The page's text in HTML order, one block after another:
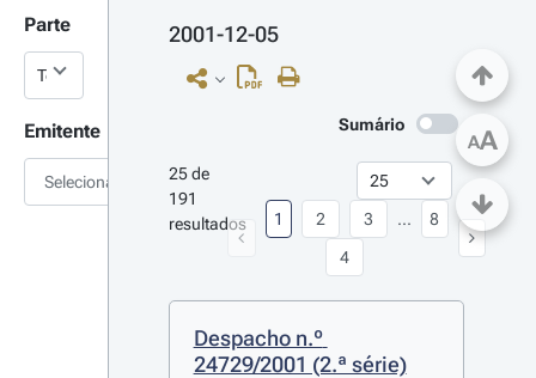
Parte
Emitente
Selecionar
2001-12-05
Sumário
25 de
191
resultados
1 2
3
4
... 8
Despacho n.º
24729/2001 (2.ª série)
AA